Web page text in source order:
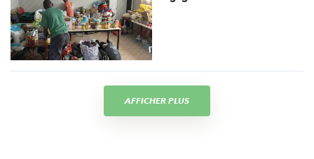
AFFICHER PLUS